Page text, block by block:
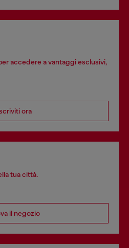
accedere a vantaggi esclusivi,
ora
tua città.
il negozio